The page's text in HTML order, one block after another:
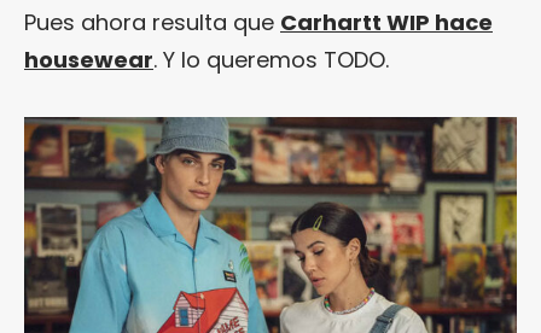
Pues ahora resulta que Carhartt WIP hace
housewear. Y lo queremos TODO.